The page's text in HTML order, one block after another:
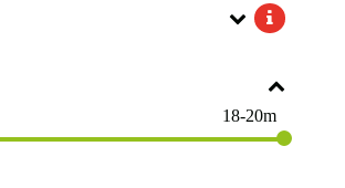
18-20m